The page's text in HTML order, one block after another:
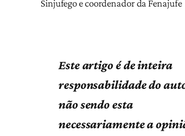
Sinjufego e coordenador da Fenajufe
Este artigo é de inteira
responsabilidade do
não sendo esta
necessariamente a